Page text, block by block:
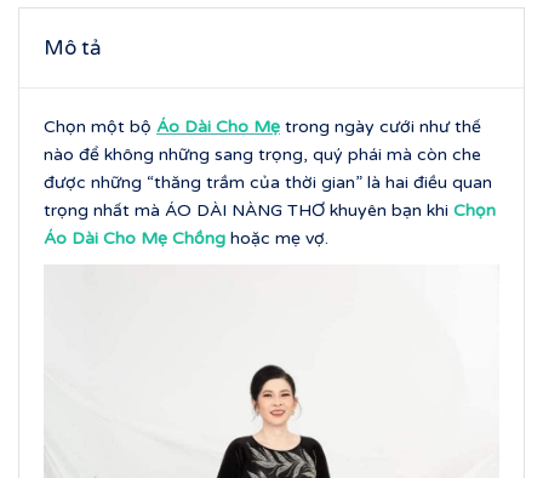
Mô tả
Chọn một bộ Áo Dài Cho Mẹ trong ngày cưới như thế
nào để không những sang trọng, quý phái mà còn che
được những “thăng trầm của thời gian” là hai điều quan
trọng nhất mà ÁO DÀI NÀNG THƠ khuyên bạn khi Chọn
Áo Dài Cho Mẹ Chồng hoặc mẹ vợ.